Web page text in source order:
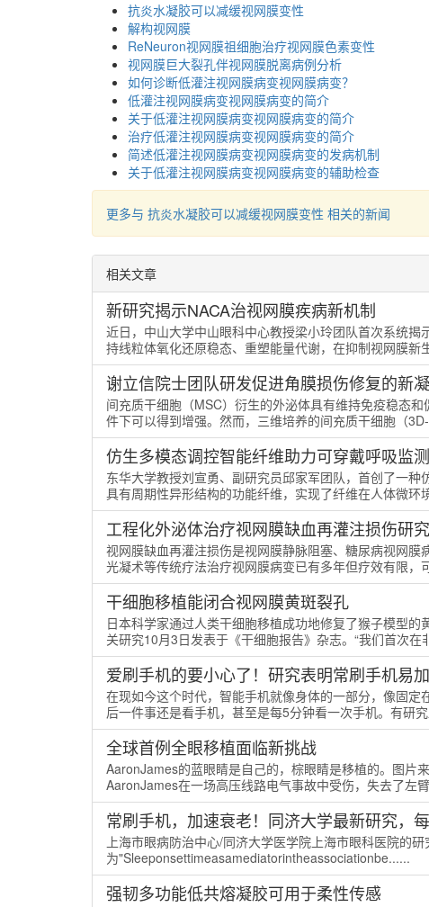
抗炎水凝胶可以减缓视网膜变性
解构视网膜
ReNeuron视网膜祖细胞治疗视网膜色素变性
视网膜巨大裂孔伴视网膜脱离病例分析
如何诊断低灌注视网膜病变视网膜病变？
低灌注视网膜病变视网膜病变的简介
关于低灌注视网膜病变视网膜病变的简介
治疗低灌注视网膜病变视网膜病变的简介
简述低灌注视网膜病变视网膜病变的发病机制
关于低灌注视网膜病变视网膜病变的辅助检查
更多与 抗炎水凝胶可以减缓视网膜变性 相关的新闻
相关文章
新研究揭示NACA治视网膜疾病新机制
近日，中山大学中山眼科中心教授梁小玲团队首次系统
持线粒体氧化还原稳态、重塑能量代谢，在抑制视网膜
谢立信院士团队研发促进角膜损伤修复的新
间充质干细胞（MSC）衍生的外泌体具有维持免疫稳态
件下可以得到增强。然而，三维培养的间充质干细胞（
仿生多模态调控智能纤维助力可穿戴呼吸监
东华大学教授刘宣勇、副研究员邱家军团队，首创了一
具有周期性异形结构的功能纤维，实现了纤维在人体微
工程化外泌体治疗视网膜缺血再灌注损伤研
视网膜缺血再灌注损伤是视网膜静脉阻塞、糖尿病视网
光凝术等传统疗法治疗视网膜病变已有多年但疗效有限
干细胞移植能闭合视网膜黄斑裂孔
日本科学家通过人类干细胞移植成功地修复了猴子模型
关研究10月3日发表于《干细胞报告》杂志。“我们首次
爱刷手机的要小心了！研究表明常刷手机易
在现如今这个时代，智能手机就像身体的一部分，像固
后一件事还是看手机，甚至是每5分钟看一次手机。有研
全球首例全眼移植面临新挑战
AaronJames的蓝眼睛是自己的，棕眼睛是移植的。图片
AaronJames在一场高压线路电气事故中受伤，失去了左
常刷手机，加速衰老！同济大学最新研究，
上海市眼病防治中心/同济大学医学院上海市眼科医院的
为"Sleeponsettimeasamediatorintheassociationbe......
强韧多功能低共熔凝胶可用于柔性传感